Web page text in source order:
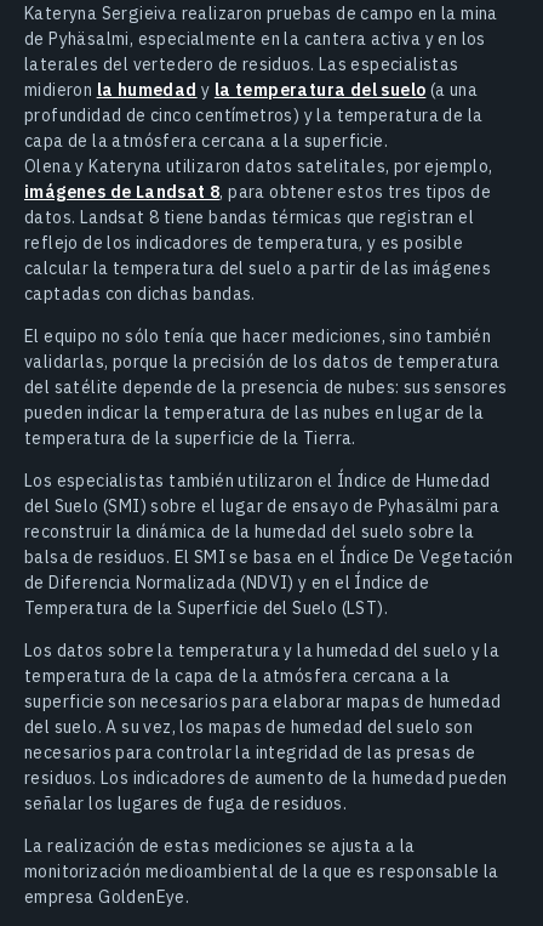
Kateryna Sergieiva realizaron pruebas de campo en la mina
de Pyhäsalmi, especialmente en la cantera activa y en los
laterales del vertedero de residuos. Las especialistas
midieron la humedad y la temperatura del suelo (a una
profundidad de cinco centímetros) y la temperatura de la
capa de la atmósfera cercana a la superficie.
Olena y Kateryna utilizaron datos satelitales, por ejemplo,
imágenes de Landsat 8, para obtener estos tres tipos de
datos. Landsat 8 tiene bandas térmicas que registran el
reflejo de los indicadores de temperatura, y es posible
calcular la temperatura del suelo a partir de las imágenes
captadas con dichas bandas.
El equipo no sólo tenía que hacer mediciones, sino también
validarlas, porque la precisión de los datos de temperatura
del satélite depende de la presencia de nubes: sus sensores
pueden indicar la temperatura de las nubes en lugar de la
temperatura de la superficie de la Tierra.
Los especialistas también utilizaron el Índice de Humedad
del Suelo (SMI) sobre el lugar de ensayo de Pyhasälmi para
reconstruir la dinámica de la humedad del suelo sobre la
balsa de residuos. El SMI se basa en el Índice De Vegetación
de Diferencia Normalizada (NDVI) y en el Índice de
Temperatura de la Superficie del Suelo (LST).
Los datos sobre la temperatura y la humedad del suelo y la
temperatura de la capa de la atmósfera cercana a la
superficie son necesarios para elaborar mapas de humedad
del suelo. A su vez, los mapas de humedad del suelo son
necesarios para controlar la integridad de las presas de
residuos. Los indicadores de aumento de la humedad pueden
señalar los lugares de fuga de residuos.
La realización de estas mediciones se ajusta a la
monitorización medioambiental de la que es responsable la
empresa GoldenEye.